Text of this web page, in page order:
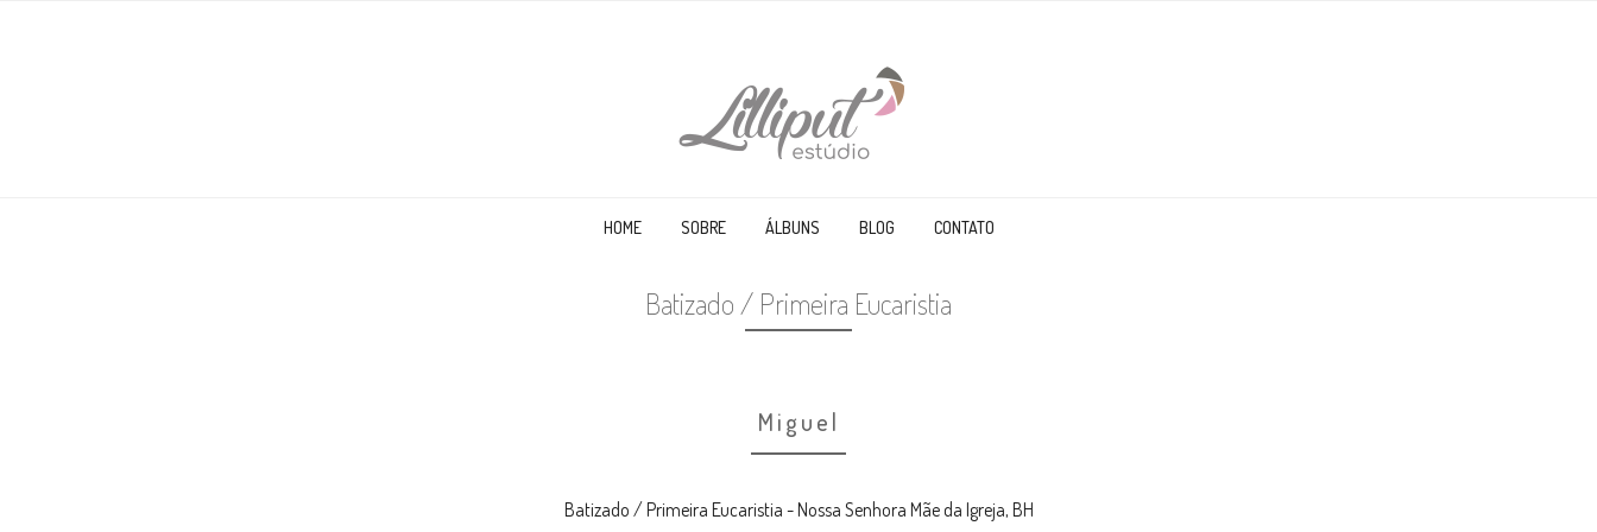
HOME SOBRE ÁLBUNS BLOG CONTATO
Batizado / Primeira Eucaristia
Miguel
Batizado / Primeira Eucaristia - Nossa Senhora Mãe da Igreja, BH